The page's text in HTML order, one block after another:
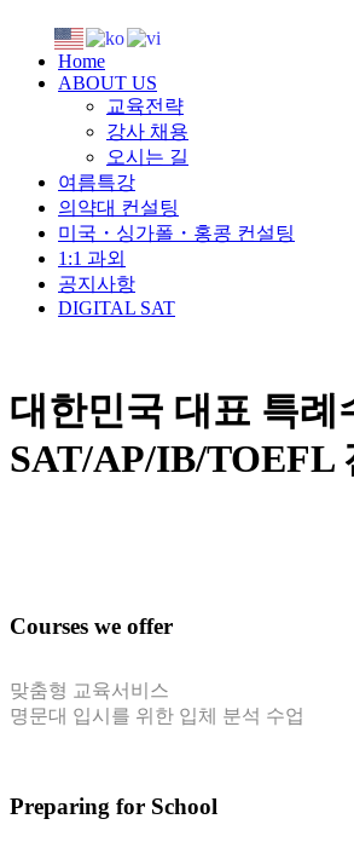
Home
ABOUT US
교육전략
강사 채용
오시는 길
여름특강
의약대 컨설팅
미국・싱가폴・홍콩 컨설팅
1:1 과외
공지사항
DIGITAL SAT
대한민국 대표 특례
SAT/AP/IB/TOEFL
Courses we offer
맞춤형 교육서비스
명문대 입시를 위한 입체 분석 수업
Preparing for School